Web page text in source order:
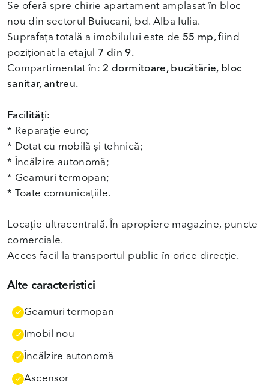
Se oferă spre chirie apartament amplasat în bloc
nou din sectorul Buiucani, bd. Alba Iulia.
Suprafața totală a imobilului este de 55 mp, fiind
poziționat la etajul 7 din 9.
Compartimentat în: 2 dormitoare, bucătărie, bloc
sanitar, antreu.
Facilități:
* Reparație euro;
* Dotat cu mobilă și tehnică;
* Încălzire autonomă;
* Geamuri termopan;
* Toate comunicațiile.
Locație ultracentrală. În apropiere magazine, puncte
comerciale.
Acces facil la transportul public în orice direcție.
Alte caracteristici
Geamuri termopan
Imobil nou
Încălzire autonomă
Ascensor